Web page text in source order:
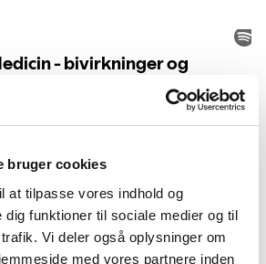
bruger cookies
at tilpasse vores indhold og
dig funktioner til sociale medier og til
Vi deler også oplysninger om
med vores partnere inden
til podcasten i en anden
på Spotify-logoet i højre